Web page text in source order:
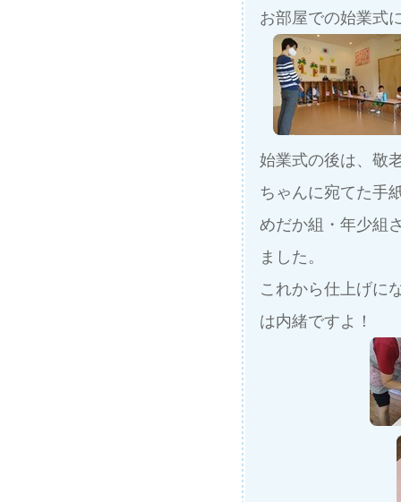
お部屋での始業式
始業式の後は、敬
ちゃんに宛てた手
めだか組・年少組
ました。
これから仕上げに
は内緒ですよ！